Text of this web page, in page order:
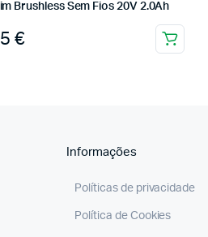
Brushless Sem Fios 20V 2.0Ah
€
Informações
Políticas de privacidade
Política de Cookies